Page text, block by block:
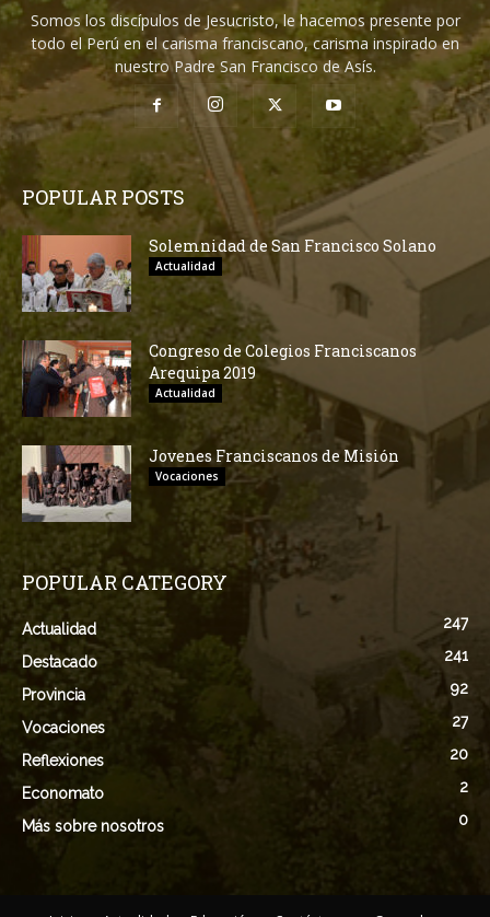
Somos los discípulos de Jesucristo, le hacemos presente por
todo el Perú en el carisma franciscano, carisma inspirado en
nuestro Padre San Francisco de Asís.
POPULAR POSTS
Solemnidad de San Francisco Solano
Actualidad
Congreso de Colegios Franciscanos
Arequipa 2019
Actualidad
Jovenes Franciscanos de Misión
Vocaciones
POPULAR CATEGORY
Actualidad 247
Destacado 241
Provincia 92
Vocaciones 27
Reflexiones 20
Economato 2
Más sobre nosotros 0